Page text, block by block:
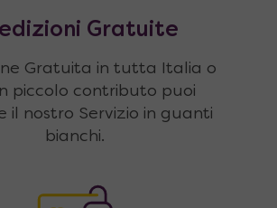
Gratuite
Gratuita in tutta Italia o
piccolo contributo puoi
il nostro Servizio in guanti
bianchi.